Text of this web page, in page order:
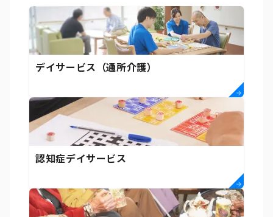
デイサービス（通所介護）
認知症デイサービス